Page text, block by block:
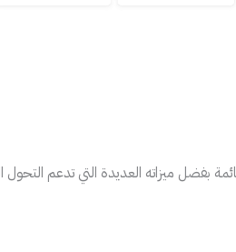
بفضل ميزاته العديدة التي تدعم